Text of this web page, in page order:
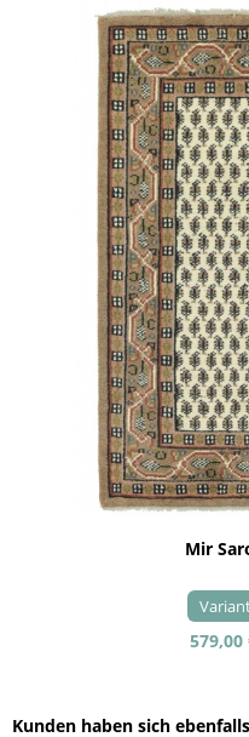
Mir
579,00
Kunden haben sich